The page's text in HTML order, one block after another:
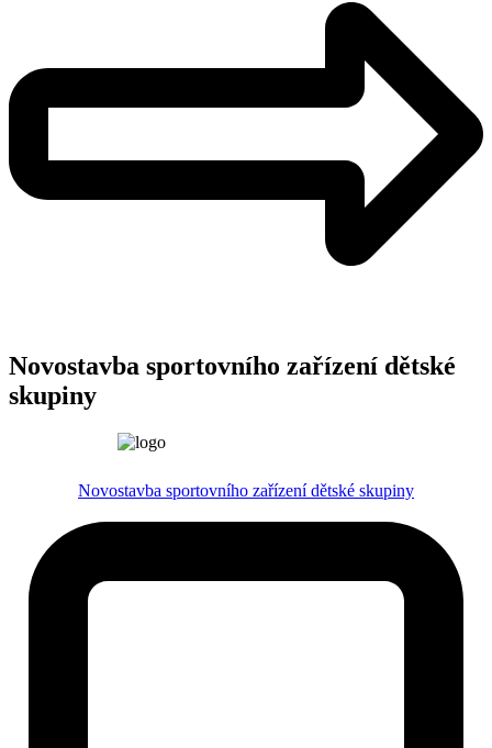
Novostavba sportovního zařízení dětské
skupiny
Novostavba sportovního zařízení dětské skupiny